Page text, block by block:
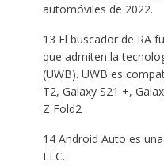
automóviles de 2022.
13 El buscador de RA
que admiten la
(UWB). UWB es
T2, Galaxy S21 +,
Z Fold2
14 Android Auto es
LLC.